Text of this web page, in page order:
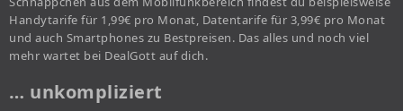
Handytarife für 1,99€ pro Monat, Datentarife für 3,99€ pro Monat
und auch Smartphones zu Bestpreisen. Das alles und noch viel
mehr wartet bei DealGott auf dich.
… unkompliziert